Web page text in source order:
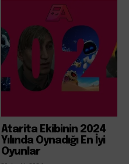
Atarita Ekibinin 2024
Yılında Oynadığı En İyi
Oyunlar